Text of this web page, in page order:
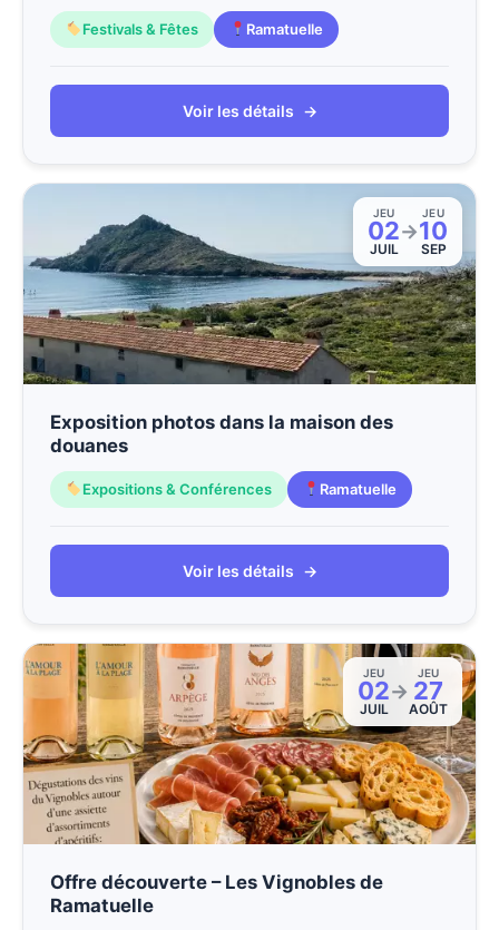
Festivals & Fêtes Ramatuelle
Voir les détails →
JEU
02
JUIL
→
JEU
10
SEP
Exposition photos dans la maison des
douanes
Expositions & Conférences Ramatuelle
Voir les détails →
JEU
02
JUIL
→
JEU
27
AOÛT
Offre découverte – Les Vignobles de
Ramatuelle